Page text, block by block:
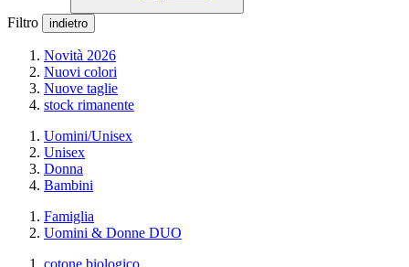
Filtro indietro
Novità 2026
Nuovi colori
Nuove taglie
stock rimanente
Uomini/Unisex
Unisex
Donna
Bambini
Famiglia
Uomini & Donne DUO
cotone biologico